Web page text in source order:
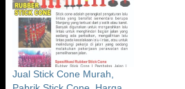
Jual Stick Cone Murah,